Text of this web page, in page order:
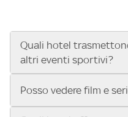
Quali hotel
altri eventi sportivi?
Se cerchi un hotel dove
Posso vedere film e